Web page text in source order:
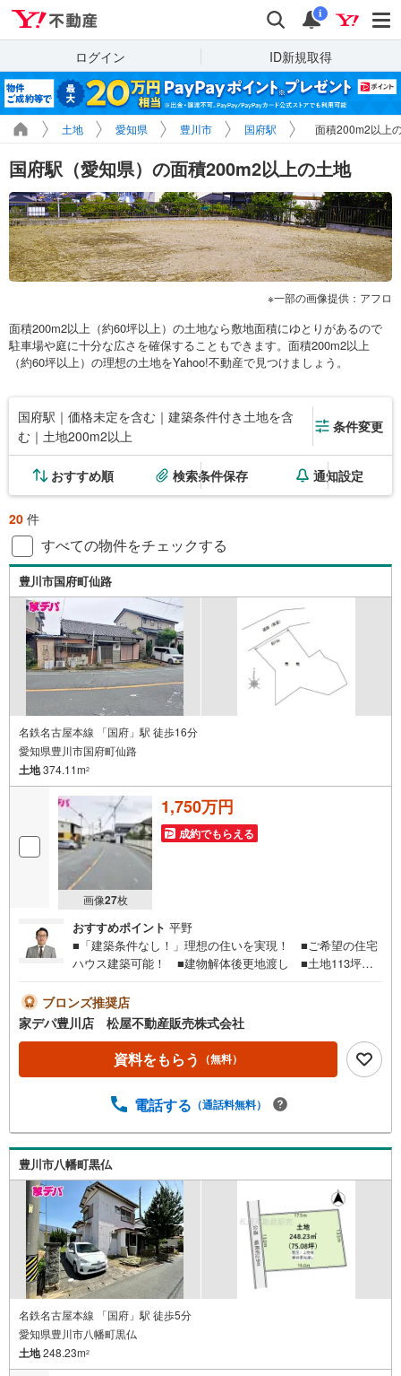
検索 通知
i
ログイン ID新規取得
土地 愛知県 豊川市 国府駅 面積200m2以上
国府駅（愛知県）の面積200m2以上の土地
一部の画像提供：アフロ
面積200m2以上（約60坪以上）の土地なら敷地面積にゆとりがあるので
駐車場や庭に十分な広さを確保することもできます。面積200m2以上
（約60坪以上）の理想の土地をYahoo!不動産で見つけましょう。
国府駅｜価格未定を含む｜建築条件付き土地を含
む｜土地200m2以上
条件変更
おすすめ順 検索条件保存 通知設定
20 件
すべての物件をチェックする
豊川市国府町仙路
名鉄名古屋本線 「国府」駅 徒歩16分
愛知県豊川市国府町仙路
土地374.11m2
画像27枚
1,750万円
成約でもらえる
おすすめポイント 平野
■「建築条件なし！」理想の住いを実現！ ■ご希望の住宅
ハウス建築可能！ ■建物解体後更地渡し ■土地113坪以
路も広々●家デパ 松屋不動産販売 のつよみ●・豊橋市・豊
川市・知立市・浜松市の4店舗営業中！三河エリア・遠州エ
リアの物件ならおまかせください。新築戸建、中古戸建、
中古マンション、土地をお客様のご希望に合わせてご提案
いたします！・中古物件のリフォーム実績多数！中古物件
っています。新築購入より低コストで、新築同様の快適な
前9時00分～午後6時30分 （定休日:水曜日）この時間帯は
お電話でのお問い合わせがスムーズにご案内できます。右
下の電話ボタンをタッチ！もしくはお気軽にお電話くださ
い。
ブロンズ推奨店
家デパ豊川店 松屋不動産販売株式会社
資料をもらう （無料）
電話する （通話料無料）
豊川市八幡町黒仏
名鉄名古屋本線 「国府」駅 徒歩5分
愛知県豊川市八幡町黒仏
土地248.23m2